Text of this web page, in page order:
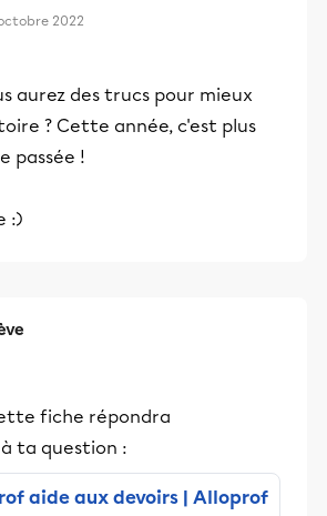
2022
aurez des trucs pour mieux
? Cette année, c'est plus
passée !
:)
fiche répondra
ta question :
aide aux devoirs | Alloprof